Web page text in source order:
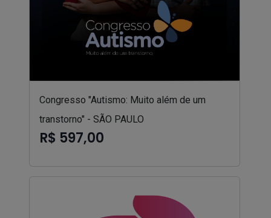
Congresso "Autismo: Muito além de um
transtorno" - SÃO PAULO
R$ 597,00